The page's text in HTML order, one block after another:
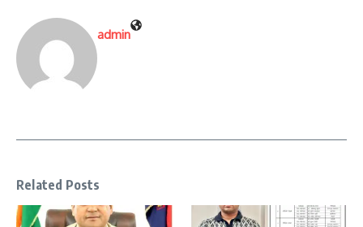
admin
Related Posts